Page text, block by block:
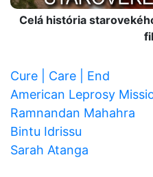
Celá história
Cure | Care | End
American Leprosy
Ramnandan Mahahra
Bintu Idrissu
Sarah Atanga